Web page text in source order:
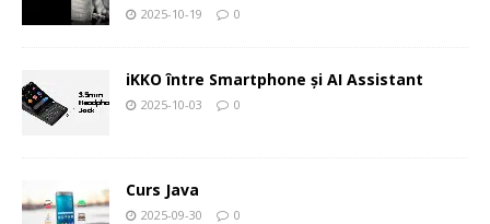
2025-10-19 0
iKKO între Smartphone și AI Assistant
2025-10-03 0
Curs Java
2025-09-30 0